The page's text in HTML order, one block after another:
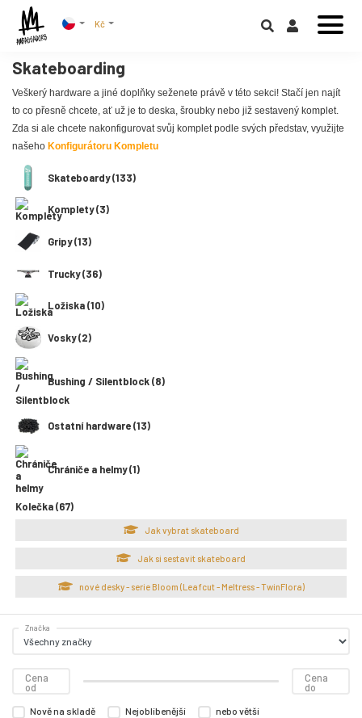
Kč
Skateboarding
Veškerý hardware a jiné doplňky seženete právě v této sekci! Stačí jen najít
to co přesně chcete, ať už je to deska, šroubky nebo již sestavený komplet.
Zda si ale chcete nakonfigurovat svůj komplet podle svých představ, využijte
našeho Konfigurátoru Kompletu
Skateboardy (133)
Komplety (3)
Gripy (13)
Trucky (36)
Ložiska (10)
Vosky (2)
Bushing / Silentblock (8)
Ostatní hardware (13)
Chrániče a helmy (1)
Kolečka (67)
Jak vybrat skateboard
Jak si sestavit skateboard
nové desky - serie Bloom (Leafcut - Meltress - TwinFlora)
Značka
Cena
od
Cena
do
Nově na skladě Nejoblíbenější
nebo větší